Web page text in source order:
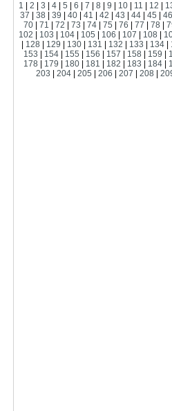
1 2 3 4 5 6 7 8 9 10 11 12
37
|38 |39 |40 |41 |42 |43 |44 |45 |
70
71 72 73 74 75 76 77 78
102
103 104 105 106 107 108
128 129 130 131 132 133 134
153
154 155 156 157 158 159
178
179 180 181 182 183 184
203
|204 |205 |206 |207 |208 |